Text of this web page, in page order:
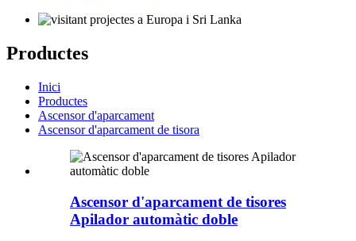
Productes
Inici
Productes
Ascensor d'aparcament
Ascensor d'aparcament de tisora
Ascensor d'aparcament de tisores
Apilador automàtic doble